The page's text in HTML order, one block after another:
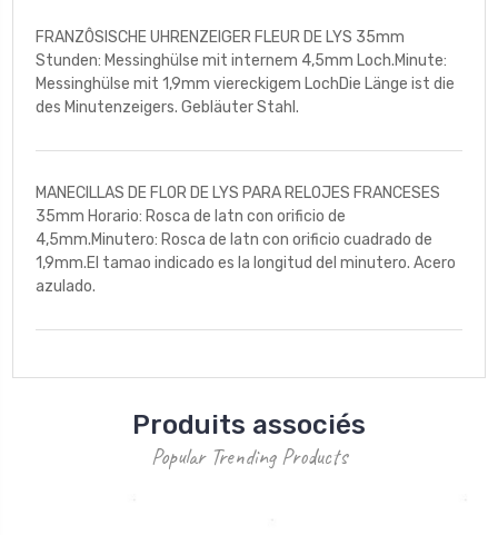
FRANZÔSISCHE UHRENZEIGER FLEUR DE LYS 35mm
Stunden: Messinghülse mit internem 4,5mm Loch.Minute:
Messinghülse mit 1,9mm viereckigem LochDie Länge ist die
des Minutenzeigers. Gebläuter Stahl.
MANECILLAS DE FLOR DE LYS PARA RELOJES FRANCESES
35mm Horario: Rosca de latn con orificio de
4,5mm.Minutero: Rosca de latn con orificio cuadrado de
1,9mm.El tamao indicado es la longitud del minutero. Acero
azulado.
Produits associés
Popular Trending Products